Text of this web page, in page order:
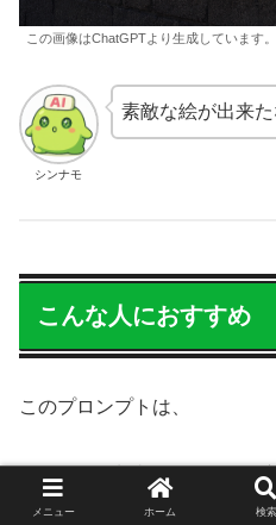
この画像はChatGPTより生成しています。
シンナモ
素敵な絵が出来た
こんな人におすすめ
このプロンプトは、
AI画像生成を楽しみたい方
SNS映えする作品を作り
メニュー ホーム 検索